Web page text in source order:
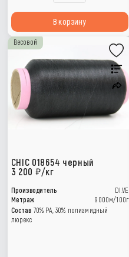
В корзину
Весовой
CHIC 018654 черный
3 200
/кг
Производитель
DI.VE
Метраж
9000м/100г
Состав 70% РА, 30% полиамидный
люрекс